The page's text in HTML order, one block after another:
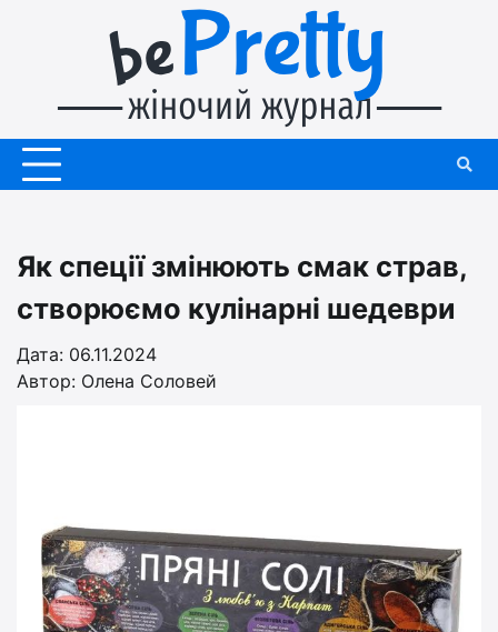
Як спеції змінюють смак страв,
створюємо кулінарні шедеври
Дата: 06.11.2024
Автор: Олена Соловей